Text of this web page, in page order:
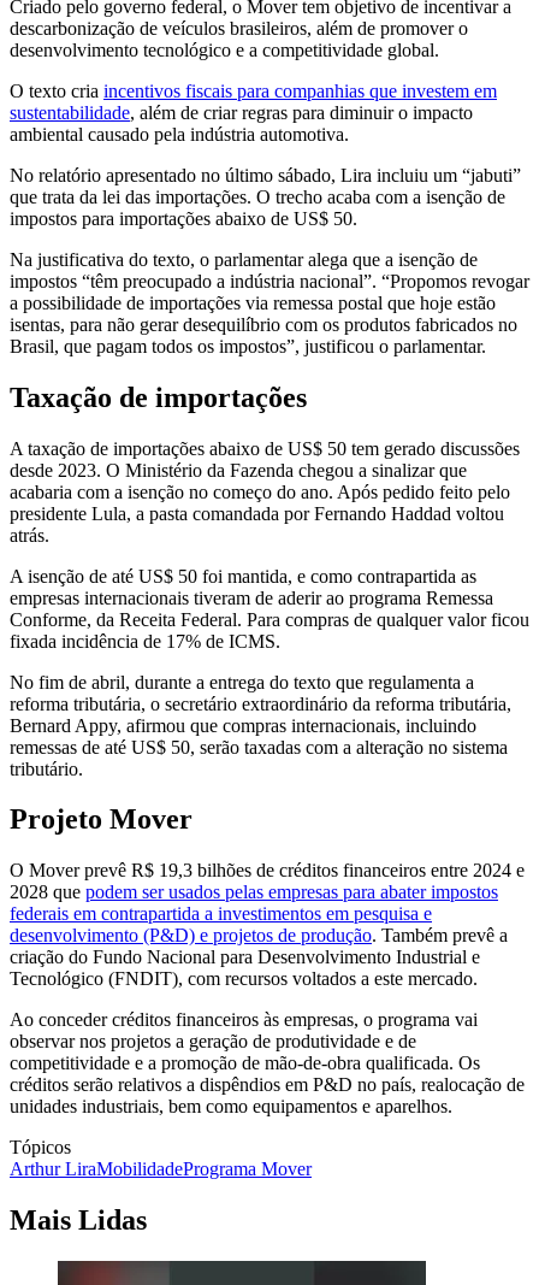
Criado pelo governo federal, o Mover tem objetivo de incentivar a
descarbonização de veículos brasileiros, além de promover o
desenvolvimento tecnológico e a competitividade global.
O texto cria incentivos fiscais para companhias que investem em
sustentabilidade, além de criar regras para diminuir o impacto
ambiental causado pela indústria automotiva.
No relatório apresentado no último sábado, Lira incluiu um “jabuti”
que trata da lei das importações. O trecho acaba com a isenção de
impostos para importações abaixo de US$ 50.
Na justificativa do texto, o parlamentar alega que a isenção de
impostos “têm preocupado a indústria nacional”. “Propomos revogar
a possibilidade de importações via remessa postal que hoje estão
isentas, para não gerar desequilíbrio com os produtos fabricados no
Brasil, que pagam todos os impostos”, justificou o parlamentar.
Taxação de importações
A taxação de importações abaixo de US$ 50 tem gerado discussões
desde 2023. O Ministério da Fazenda chegou a sinalizar que
acabaria com a isenção no começo do ano. Após pedido feito pelo
presidente Lula, a pasta comandada por Fernando Haddad voltou
atrás.
A isenção de até US$ 50 foi mantida, e como contrapartida as
empresas internacionais tiveram de aderir ao programa Remessa
Conforme, da Receita Federal. Para compras de qualquer valor ficou
fixada incidência de 17% de ICMS.
No fim de abril, durante a entrega do texto que regulamenta a
reforma tributária, o secretário extraordinário da reforma tributária,
Bernard Appy, afirmou que compras internacionais, incluindo
remessas de até US$ 50, serão taxadas com a alteração no sistema
tributário.
Projeto Mover
O Mover prevê R$ 19,3 bilhões de créditos financeiros entre 2024 e
2028 que podem ser usados pelas empresas para abater impostos
federais em contrapartida a investimentos em pesquisa e
desenvolvimento (P&D) e projetos de produção. Também prevê a
criação do Fundo Nacional para Desenvolvimento Industrial e
Tecnológico (FNDIT), com recursos voltados a este mercado.
Ao conceder créditos financeiros às empresas, o programa vai
observar nos projetos a geração de produtividade e de
competitividade e a promoção de mão-de-obra qualificada. Os
créditos serão relativos a dispêndios em P&D no país, realocação de
unidades industriais, bem como equipamentos e aparelhos.
Tópicos
Arthur LiraMobilidadePrograma Mover
Mais Lidas